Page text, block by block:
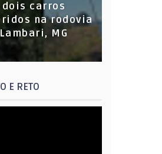
carros
na rodovia
MG
E RETO